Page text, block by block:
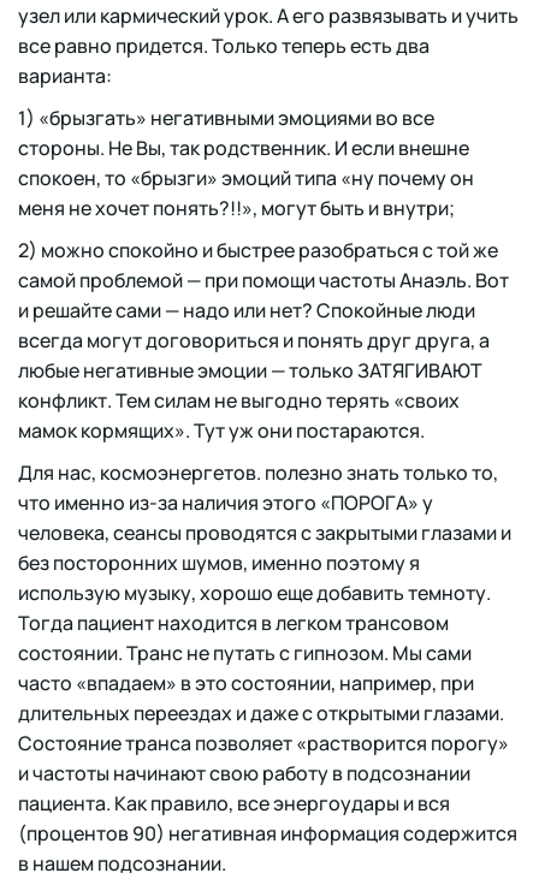
узел или кармический урок. А его развязывать и учить
все равно придется. Только теперь есть два
варианта:
1) «брызгать» негативными эмоциями во все
стороны. Не Вы, так родственник. И если внешне
спокоен, то «брызги» эмоций типа «ну почему он
меня не хочет понять?!!», могут быть и внутри;
2) можно спокойно и быстрее разобраться с той же
самой проблемой — при помощи частоты Анаэль. Вот
и решайте сами — надо или нет? Спокойные люди
всегда могут договориться и понять друг друга, а
любые негативные эмоции — только ЗАТЯГИВАЮТ
конфликт. Тем силам не выгодно терять «своих
мамок кормящих». Тут уж они постараются.
Для нас, космоэнергетов. полезно знать только то,
что именно из-за наличия этого «ПОРОГА» у
человека, сеансы проводятся с закрытыми глазами и
без посторонних шумов, именно поэтому я
использую музыку, хорошо еще добавить темноту.
Тогда пациент находится в легком трансовом
состоянии. Транс не путать с гипнозом. Мы сами
часто «впадаем» в это состоянии, например, при
длительных переездах и даже с открытыми глазами.
Состояние транса позволяет «растворится порогу»
и частоты начинают свою работу в подсознании
пациента. Как правило, все энергоудары и вся
(процентов 90) негативная информация содержится
в нашем подсознании.